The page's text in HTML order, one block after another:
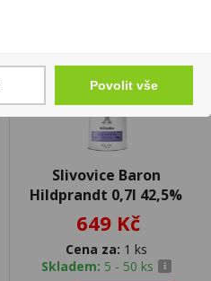
Slivovice Baron
Hildprandt 0,7l 42,5%
649 Kč
Cena za: 1 ks
Skladem: 5 - 50 ks
Povolit vše